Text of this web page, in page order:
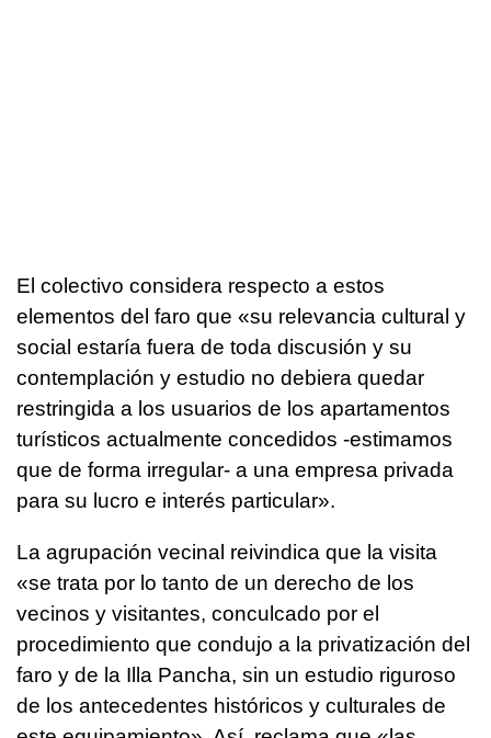
El colectivo considera respecto a estos
elementos del faro que «su relevancia cultural y
social estaría fuera de toda discusión y su
contemplación y estudio no debiera quedar
restringida a los usuarios de los apartamentos
turísticos actualmente concedidos -estimamos
que de forma irregular- a una empresa privada
para su lucro e interés particular».
La agrupación vecinal reivindica que la visita
«se trata por lo tanto de un derecho de los
vecinos y visitantes, conculcado por el
procedimiento que condujo a la privatización del
faro y de la Illa Pancha, sin un estudio riguroso
de los antecedentes históricos y culturales de